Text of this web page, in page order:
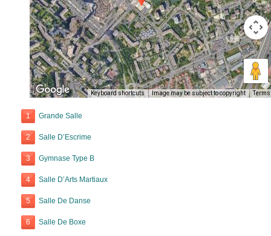
Keyboard shortcuts Image may be subject to copyright Terms
1 Grande Salle
2 Salle D’Escrime
3 Gymnase Type B
4 Salle D’Arts Martiaux
5 Salle De Danse
6 Salle De Boxe